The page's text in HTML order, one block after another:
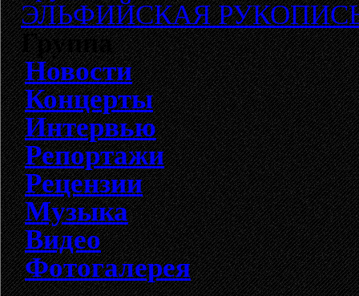
ЭЛЬФИЙСКАЯ
Группа
Новости
Концерты
Интервью
Репортажи
Рецензии
Музыка
Видео
Фотогалерея